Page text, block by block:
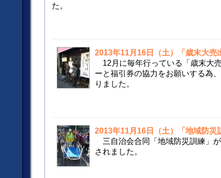
た。
2013年11月16日（土）「歳末大売
12月に毎年行っている「歳末大
ーと福引券の協力をお願いする為
りました。
2013年11月16日（土）「地域防災
三自治会合同「地域防災訓練」
されました。